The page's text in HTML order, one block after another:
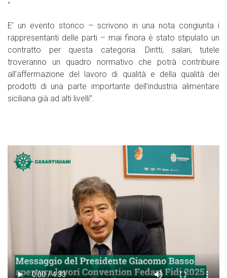
“
E’ un evento storico – scrivono in una nota congiunta i
rappresentanti delle parti – mai finora è stato stipulato un
contratto per questa categoria. Diritti, salari, tutele
troveranno un quadro normativo che potrà contribuire
all’affermazione del lavoro di qualità e della qualità dei
prodotti di una parte importante dell’industria alimentare
siciliana già ad alti livelli”.